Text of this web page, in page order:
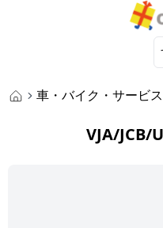
車・バイク・サービス
VJA/JCB/